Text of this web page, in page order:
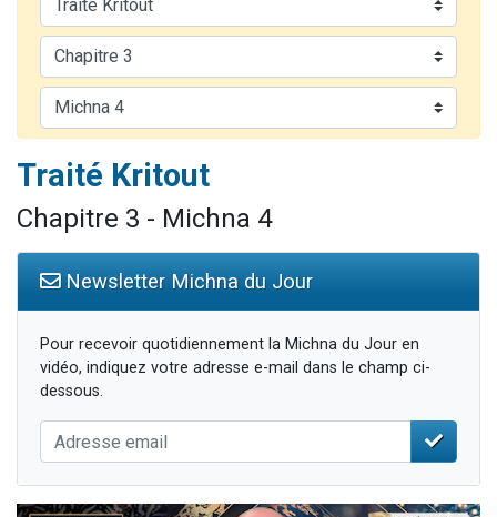
12 nouvelles musiques dans Torah-Box Music
3 personnes viennent de nous rejoindre sur WhatsApp
Traité Kritout
Chapitre 3 - Michna 4
Newsletter Michna du Jour
Pour recevoir quotidiennement la Michna du Jour en
vidéo, indiquez votre adresse e-mail dans le champ ci-
dessous.